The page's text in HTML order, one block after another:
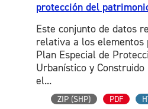
protección del
Este conjunto de datos
relativa a los elementos
Plan Especial de
Urbanístico y Construido
el...
ZIP (SHP) PDF